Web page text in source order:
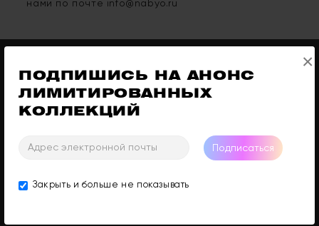
ПОДПИШИСЬ НА АНОНС
ЛИМИТИРОВАННЫХ
КОЛЛЕКЦИЙ
Подписаться
Закрыть и больше не показывать
×
Арома
Мерч
нами по почте info@nabyo.ru
Контакты
Информация
Поддержка Клиентов